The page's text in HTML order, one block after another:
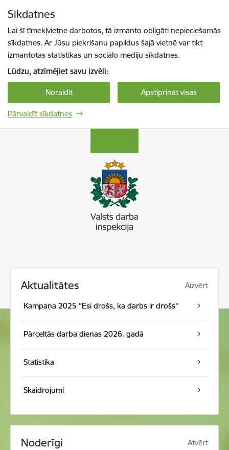
Sīkdatnes
Lai šī tīmekļvietne darbotos, tā izmanto obligāti nepieciešamās
sīkdatnes. Ar Jūsu piekrišanu papildus šajā vietnē var tikt
izmantotas statistikas un sociālo mediju sīkdatnes.
Lūdzu, atzīmējiet savu izvēli:
Noraidīt Apstiprināt visas
Pārvaldīt sīkdatnes
Aktualitātes Aizvērt
Kampaņa 2025 “Esi drošs, ka darbs ir drošs"
Pārceltās darba dienas 2026. gadā
Statistika
Skaidrojumi
Noderīgi Atvērt